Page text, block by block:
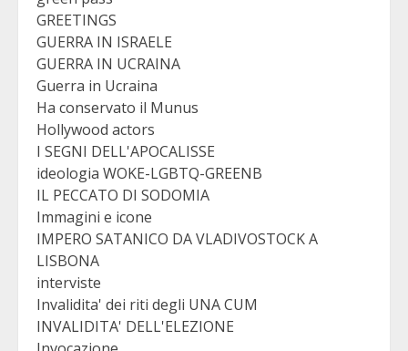
GREETINGS
GUERRA IN ISRAELE
GUERRA IN UCRAINA
Guerra in Ucraina
Ha conservato il Munus
Hollywood actors
I SEGNI DELL'APOCALISSE
ideologia WOKE-LGBTQ-GREENB
IL PECCATO DI SODOMIA
Immagini e icone
IMPERO SATANICO DA VLADIVOSTOCK A
LISBONA
interviste
Invalidita' dei riti degli UNA CUM
INVALIDITA' DELL'ELEZIONE